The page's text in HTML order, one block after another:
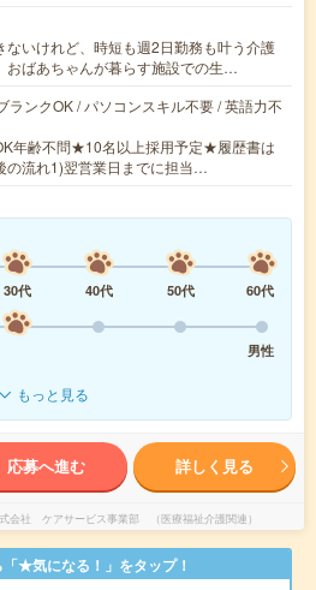
ないけれど、時短も週2日勤務も叶う介護
おばあちゃんが暮らす施設での生…
ランクOK / パソコンスキル不要 / 英語力不
年齢不問★10名以上採用予定★履歴書は
流れ1)翌営業日までに担当…
30代 40代 50代
60代
男性
もっと見る
応募へ進む 詳しく見る
会社 ケアサービス事業部 （医療福祉介護関連）
★気になる！」をタップ！